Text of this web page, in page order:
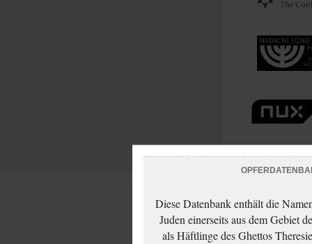
Diese Datenbank enthält die
Juden einerseits aus dem Gebiet
als Häftlinge des Ghettos